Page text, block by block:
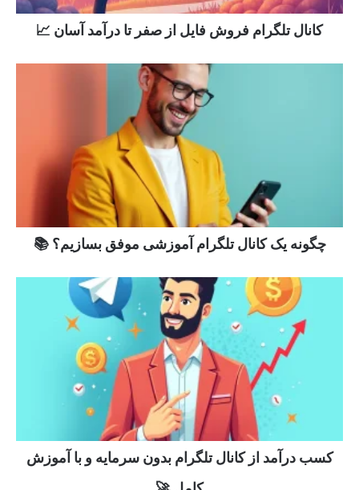
کانال تلگرام فروش فایل از صفر تا درآمد آسان 📈
چگونه یک کانال تلگرام آموزشی موفق بسازیم؟ 📚
کسب درآمد از کانال تلگرام بدون سرمایه و با آموزش